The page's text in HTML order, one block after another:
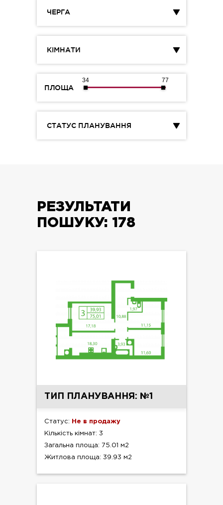
ЧЕРГА
КІМНАТИ
ПЛОЩА
34 77
СТАТУС ПЛАНУВАННЯ
РЕЗУЛЬТАТИ
ПОШУКУ: 178
ТИП ПЛАНУВАННЯ: №1
Статус: Не в продажу
Кількість кімнат: 3
Загальна площа: 75.01 м2
Житлова площа: 39.93 м2